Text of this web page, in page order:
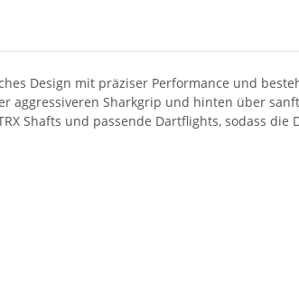
Design mit präziser Performance und
aggressiveren Sharkgrip und hinten über
Shafts und passende Dartflights, sodass